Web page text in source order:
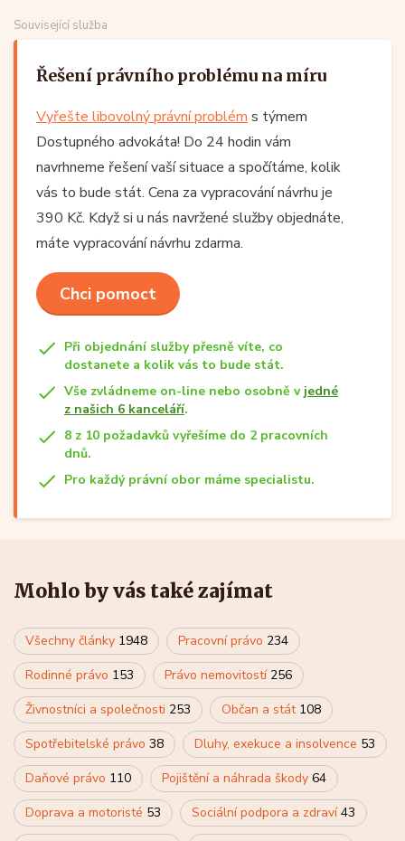
Související služba
Řešení právního problému na míru
Vyřešte libovolný právní problém s týmem
Dostupného advokáta! Do 24 hodin vám
navrhneme řešení vaší situace a spočítáme, kolik
vás to bude stát. Cena za vypracování návrhu je
390 Kč. Když si u nás navržené služby objednáte,
máte vypracování návrhu zdarma.
Chci pomoct
Při objednání služby přesně víte, co
dostanete a kolik vás to bude stát.
Vše zvládneme on-line nebo osobně v jedné
z našich 6 kanceláří.
8 z 10 požadavků vyřešíme do 2 pracovních
dnů.
Pro každý právní obor máme specialistu.
Mohlo by vás také zajímat
Všechny články 1948 Pracovní právo 234
Rodinné právo 153 Právo nemovitostí 256
Živnostníci a společnosti 253 Občan a stát 108
Spotřebitelské právo 38 Dluhy, exekuce a insolvence 53
Daňové právo 110 Pojištění a náhrada škody 64
Doprava a motoristé 53 Sociální podpora a zdraví43